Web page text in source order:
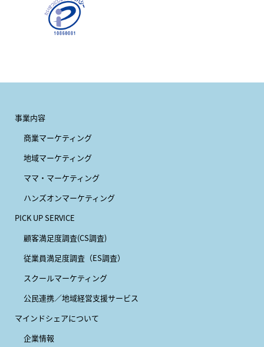
事業内容
商業マーケティング
地域マーケティング
ママ・マーケティング
ハンズオンマーケティング
PICK UP SERVICE
顧客満足度調査(CS調査)
従業員満足度調査（ES調査）
スクールマーケティング
公民連携／地域経営支援サービス
マインドシェアについて
企業情報